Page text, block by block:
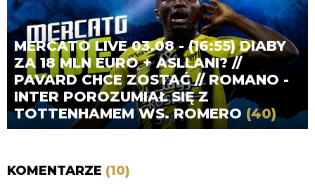
MERCATO LIVE 03.08 - (16:55) DIABY
ZA 18 MLN EURO + ASLLANI? //
PAVARD CHCE ZOSTAĆ // ROMANO -
INTER POROZUMIAŁ SIĘ Z
TOTTENHAMEM WS. ROMERO(40)
KOMENTARZE (10)